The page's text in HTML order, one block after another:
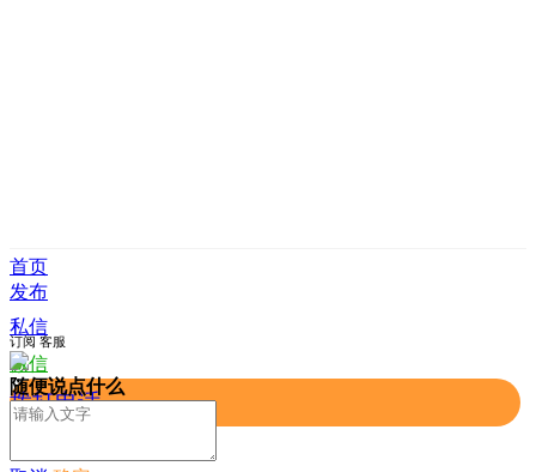
首页
发布
私信
微信
拨打电话
订阅 客服
随便说点什么